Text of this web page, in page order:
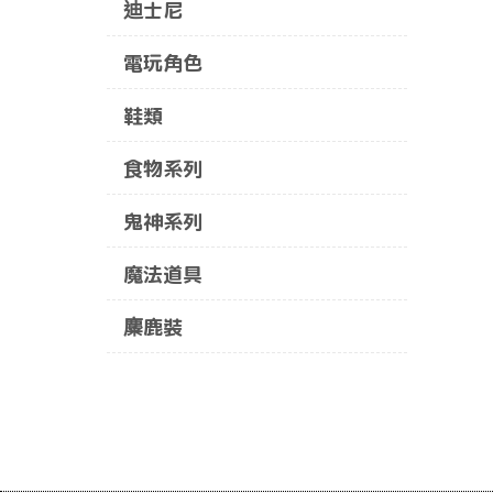
迪士尼
電玩角色
鞋類
食物系列
鬼神系列
魔法道具
麋鹿裝